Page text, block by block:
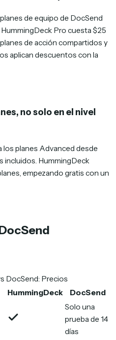
de equipo de DocSend
Pro cuesta $25
de acción compartidos y
aplican descuentos con la
no solo en el nivel
los planes Advanced desde
incluidos. HummingDeck
empezando gratis con un
DocSend: Precios
HummingDeck DocSend
Solo una
prueba de 14
días